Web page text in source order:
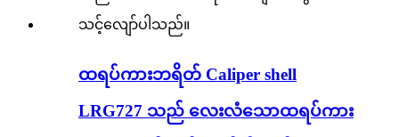
ထရပ်ကားဘရိတ် Caliper shell
LRG727 သည် လေးလံသောထရပ်ကား